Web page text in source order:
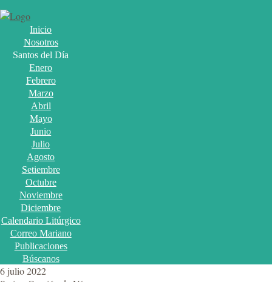
Inicio
Nosotros
Santos del Día
Enero
Febrero
Marzo
Abril
Mayo
Junio
Julio
Agosto
Setiembre
Octubre
Noviembre
Diciembre
Calendario Litúrgico
Correo Mariano
Publicaciones
Búscanos
6 julio 2022